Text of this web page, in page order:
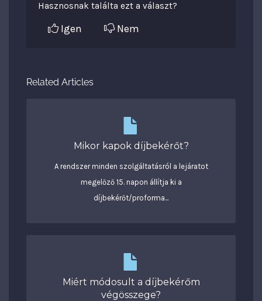
Hasznosnak találta ezt a választ?
Igen Nem
Related Articles
Mikor kapok díjbekérőt?
A rendszer minden szolgáltatásról a lejáratot
megelőző 15. napon állítja ki a
díjbekérőt/proforma...
Miért módosult a díjbekérőm
végösszege?